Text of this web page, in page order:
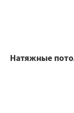
Натяжные